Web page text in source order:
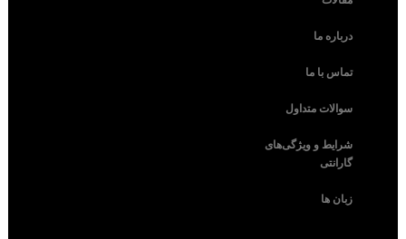
درباره ما
تماس با ما
سوالات متداول
شرایط و ویژگی‌های
گارانتی
زبان ها